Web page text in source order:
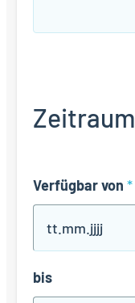
Zeitraum
Verfügbar von *
Punkt
Punkt
bis